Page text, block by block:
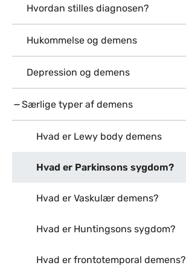
Hvordan stilles diagnosen?
Hukommelse og demens
Depression og demens
Særlige typer af demens
Hvad er Lewy body demens
Hvad er Parkinsons sygdom?
Hvad er Vaskulær demens?
Hvad er Huntingsons sygdom?
Hvad er frontotemporal demens?